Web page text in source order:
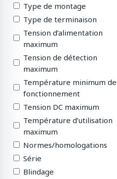
Type de montage
Type de terminaison
Tension d’alimentation
maximum
Tension de détection
maximum
Température minimum de
fonctionnement
Tension DC maximum
Température d’utilisation
maximum
Normes/homologations
Série
Blindage